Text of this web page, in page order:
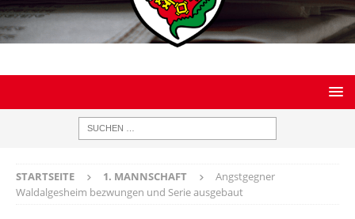
STARTSEITE 1. MANNSCHAFT
Angstgegner
Waldalgesheim bezwungen und Serie ausgebaut